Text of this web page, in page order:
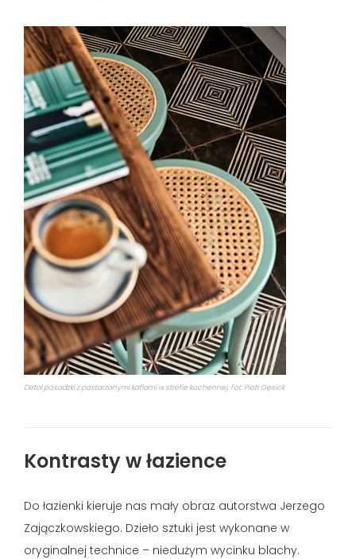
Detal posadzki z postarzanymi kaflami w strefie kuchennej. Fot. Piotr Gęsick
Kontrasty w łazience
Do łazienki kieruje nas mały obraz autorstwa Jerzego
Zajączkowskiego. Dzieło sztuki jest wykonane w
oryginalnej technice – niedużym wycinku blachy.